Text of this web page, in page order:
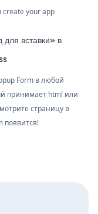
create your app
вставки» в
Form в любой
принимает html или
страницу в
появится!